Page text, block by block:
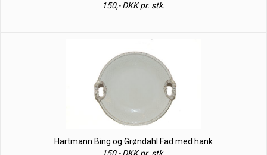
150,- DKK pr. stk.
Hartmann Bing og Grøndahl Fad med hank